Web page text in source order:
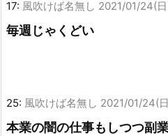
17: 風吹けば名無し 2021/01/24(
毎週じゃくどい
25: 風吹けば名無し 2021/01/24(
本業の闇の仕事もしつつ副